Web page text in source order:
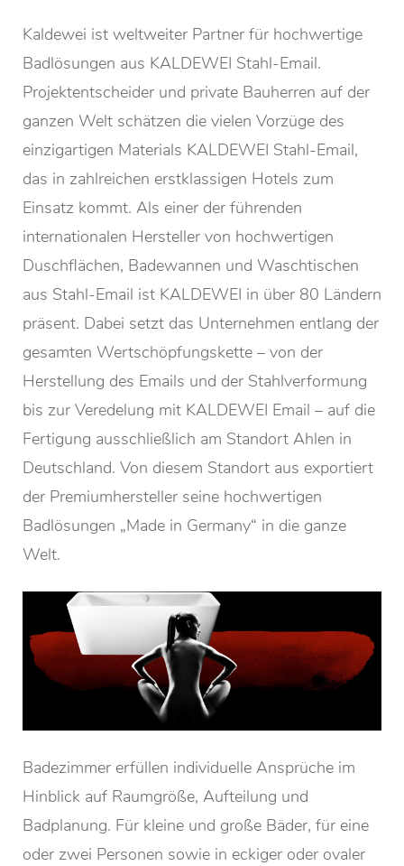
Kaldewei ist weltweiter Partner für hochwertige
Badlösungen aus KALDEWEI Stahl-Email.
Projektentscheider und private Bauherren auf der
ganzen Welt schätzen die vielen Vorzüge des
einzigartigen Materials KALDEWEI Stahl-Email,
das in zahlreichen erstklassigen Hotels zum
Einsatz kommt. Als einer der führenden
internationalen Hersteller von hochwertigen
Duschflächen, Badewannen und Waschtischen
aus Stahl-Email ist KALDEWEI in über 80 Ländern
präsent. Dabei setzt das Unternehmen entlang der
gesamten Wertschöpfungskette – von der
Herstellung des Emails und der Stahlverformung
bis zur Veredelung mit KALDEWEI Email – auf die
Fertigung ausschließlich am Standort Ahlen in
Deutschland. Von diesem Standort aus exportiert
der Premiumhersteller seine hochwertigen
Badlösungen „Made in Germany“ in die ganze
Welt.
Badezimmer erfüllen individuelle Ansprüche im
Hinblick auf Raumgröße, Aufteilung und
Badplanung. Für kleine und große Bäder, für eine
oder zwei Personen sowie in eckiger oder ovaler